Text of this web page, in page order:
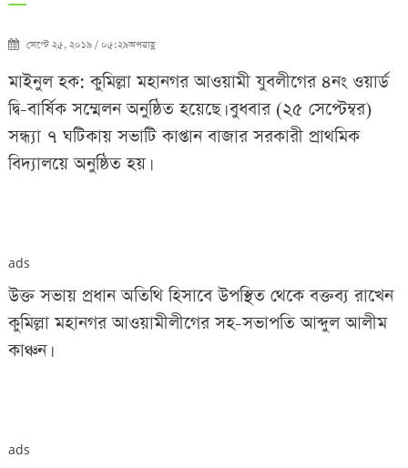
সেপ্টে ২৫, ২০১৯ / ০৫:২৯অপরাহ্ণ
মাইনুল হক: কুমিল্লা মহানগর আওয়ামী যুবলীগের ৪নং ওয়ার্ড
দ্বি-বার্ষিক সম্মেলন অনুষ্ঠিত হয়েছে। বুধবার (২৫ সেপ্টেম্বর)
সন্ধ্যা ৭ ঘটিকায় সভাটি কাপ্তান বাজার সরকারী প্রাথমিক
বিদ্যালয়ে অনুষ্ঠিত হয়।
ads
উক্ত সভায় প্রধান অতিথি হিসাবে উপস্থিত থেকে বক্তব্য রাখেন
কুমিল্লা মহানগর আওয়ামীলীগের সহ-সভাপতি আব্দুল আলীম
কাঞ্চন।
ads